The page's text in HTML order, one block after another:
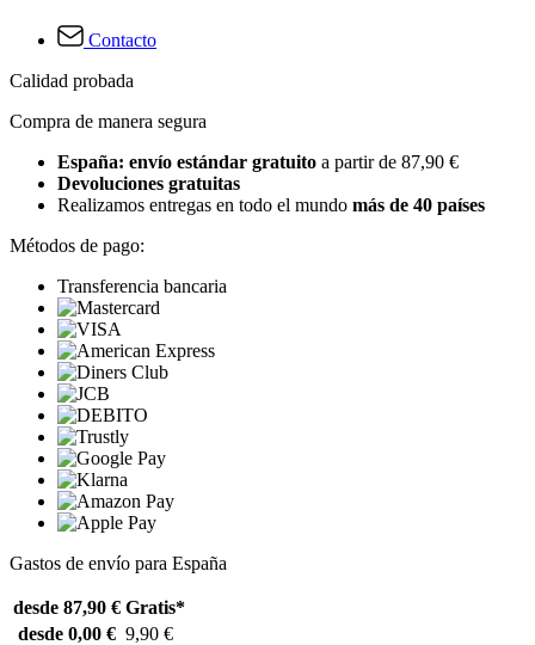
Contacto
Calidad probada
Compra de manera segura
España: envío estándar gratuito a partir de 87,90 €
Devoluciones gratuitas
Realizamos entregas en todo el mundo más de 40 países
Métodos de pago:
Transferencia bancaria
Gastos de envío para España
desde 87,90 € Gratis*
desde 0,00 € 9,90 €